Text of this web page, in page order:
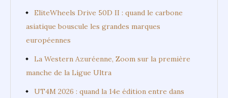
EliteWheels Drive 50D II : quand le carbone
asiatique bouscule les grandes marques
européennes
La Western Azuréenne, Zoom sur la première
manche de la Ligue Ultra
UT4M 2026 : quand la 14e édition entre dans